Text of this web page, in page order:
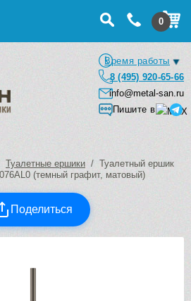
0
Время работы
8 (495) 920-65-66
info@metal-san.ru
Пишите в
Туалетные ершики / Туалетный ершик
(темный графит, матовый)
Поделиться